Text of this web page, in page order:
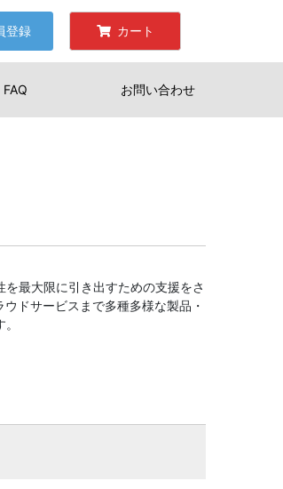
登録 カート
FAQ お問い合わせ
最大限に引き出すための支援をさ
ドサービスまで多種多様な製品・